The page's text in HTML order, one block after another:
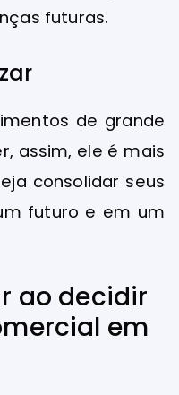
futuras.
de grande
assim, ele é mais
consolidar seus
futuro e em um
ao decidir
em